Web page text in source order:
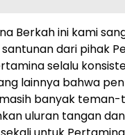
Berkah ini kami
dari pihak
selalu
lainnya bahwa
banyak
uluran tangan